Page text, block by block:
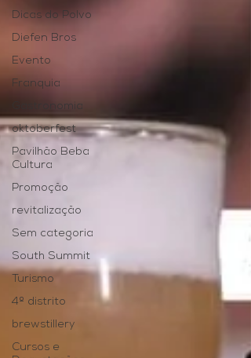
Dicas do Polvo
Diefen Bros
Evento
Franquia
Gastronomia
oktoberfest
Pavilhão Beba
Cultura
Promoção
revitalização
Sem categoria
South Summit
Turismo
4º distrito
brewstillery
Cursos e